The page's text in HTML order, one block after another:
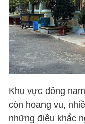
Khu vực đông
còn hoang vu,
những điều khắc